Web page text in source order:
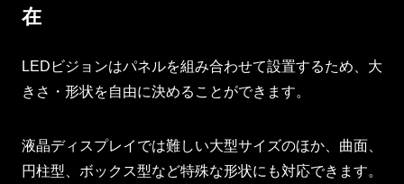
在
LEDビジョンはパネルを組み合わせて設置するため、大
きさ・形状を自由に決めることができます。
液晶ディスプレイでは難しい大型サイズのほか、曲面、
円柱型、ボックス型など特殊な形状にも対応できます。